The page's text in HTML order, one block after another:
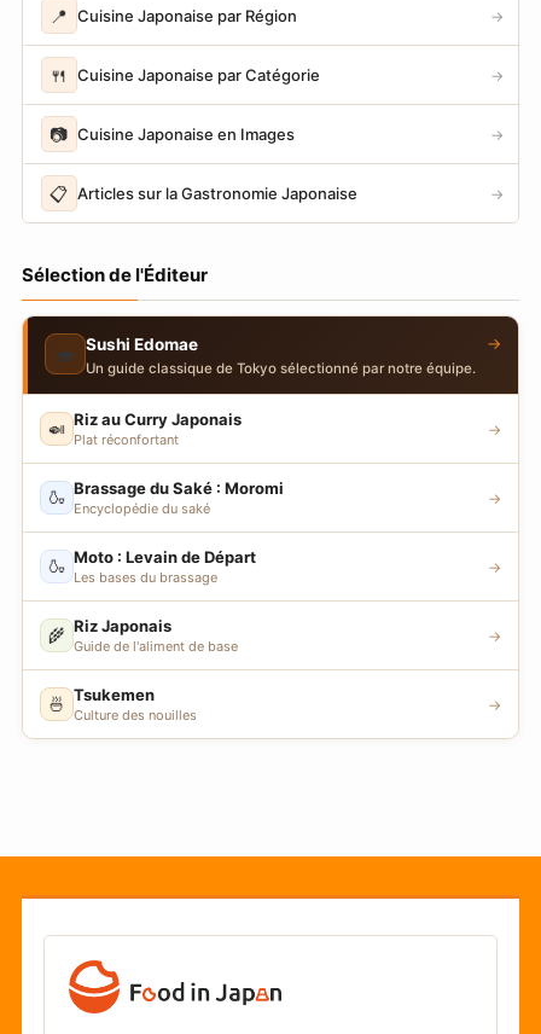
📍 Cuisine Japonaise par Région →
🍴 Cuisine Japonaise par Catégorie →
📷 Cuisine Japonaise en Images →
📋 Articles sur la Gastronomie Japonaise →
Sélection de l'Éditeur
🍣 Sushi Edomae
Un guide classique de Tokyo sélectionné par notre équipe.
→
🍛 Riz au Curry Japonais
Plat réconfortant
→
🍶 Brassage du Saké : Moromi
Encyclopédie du saké
→
🍶 Moto : Levain de Départ
Les bases du brassage
→
🌾 Riz Japonais
Guide de l'aliment de base
→
🍜 Tsukemen
Culture des nouilles
→